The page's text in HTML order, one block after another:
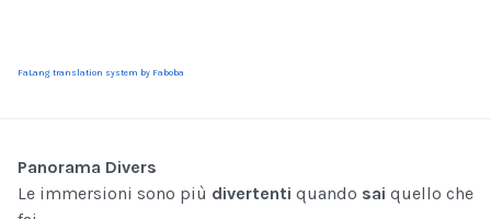
FaLang translation system by Faboba
Panorama Divers
Le immersioni sono più divertenti quando sai quello che